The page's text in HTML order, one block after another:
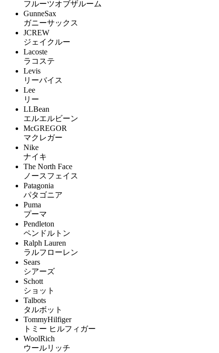
フルーツオブザルーム
GunneSax
ガニーサックス
JCREW
ジェイクルー
Lacoste
ラコステ
Levis
リーバイス
Lee
リー
LLBean
エルエルビーン
McGREGOR
マクレガー
Nike
ナイキ
The North Face
ノースフェイス
Patagonia
パタゴニア
Puma
プーマ
Pendleton
ペンドルトン
Ralph Lauren
ラルフローレン
Sears
シアーズ
Schott
ショット
Talbots
タルボット
TommyHilfiger
トミー ヒルフィガー
WoolRich
ウールリッチ